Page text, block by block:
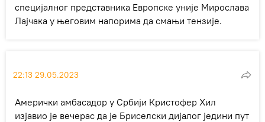
специјалног представника Европске уније Мирослава
Лајчака у његовим напорима да смањи тензије.
22:13 29.05.2023
Амерички амбасадор у Србији Кристофер Хил
изјавио је вечерас да је Бриселски дијалог једини пут